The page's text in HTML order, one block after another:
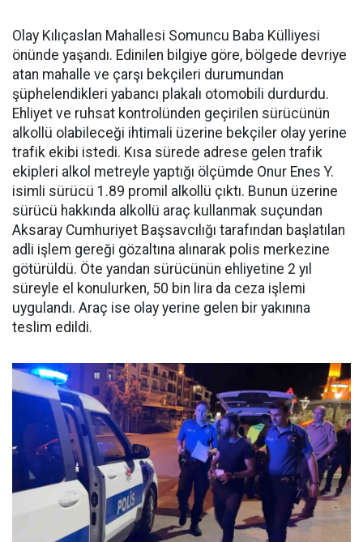
Olay Kılıçaslan Mahallesi Somuncu Baba Külliyesi
önünde yaşandı. Edinilen bilgiye göre, bölgede devriye
atan mahalle ve çarşı bekçileri durumundan
şüphelendikleri yabancı plakalı otomobili durdurdu.
Ehliyet ve ruhsat kontrolünden geçirilen sürücünün
alkollü olabileceği ihtimali üzerine bekçiler olay yerine
trafik ekibi istedi. Kısa sürede adrese gelen trafik
ekipleri alkol metreyle yaptığı ölçümde Onur Enes Y.
isimli sürücü 1.89 promil alkollü çıktı. Bunun üzerine
sürücü hakkında alkollü araç kullanmak suçundan
Aksaray Cumhuriyet Başsavcılığı tarafından başlatılan
adli işlem gereği gözaltına alınarak polis merkezine
götürüldü. Öte yandan sürücünün ehliyetine 2 yıl
süreyle el konulurken, 50 bin lira da ceza işlemi
uygulandı. Araç ise olay yerine gelen bir yakınına
teslim edildi.